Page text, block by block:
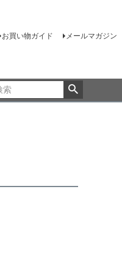
お買い物ガイド メールマガジン